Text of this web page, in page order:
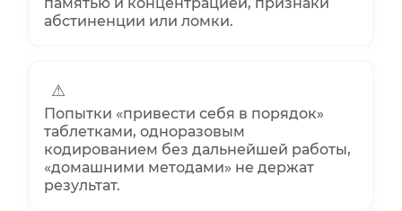
абстиненции или ломки.
⚠
Попытки «привести себя в порядок»
таблетками, одноразовым
кодированием без дальнейшей работы,
«домашними методами» не держат
результат.